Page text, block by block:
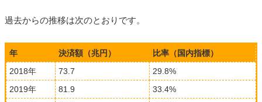
過去からの推移は次のとおりです。
年 決済額（兆円）
比率（国内指標）
2018年
73.7
29.8%
2019年
81.9
33.4%